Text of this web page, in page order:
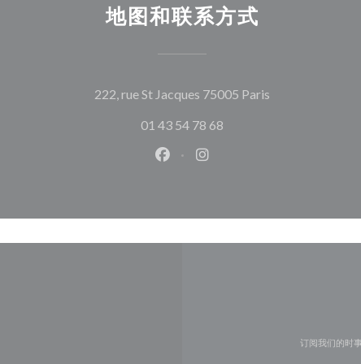
地图和联系方式
222, rue St Jacques 75005 Paris
01 43 54 78 68
Facebook ((在新窗口中打开))
Instagram ((在新窗口中打
订阅我们的时